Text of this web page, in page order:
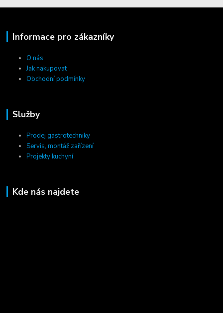
Informace pro zákazníky
O nás
Jak nakupovat
Obchodní podmínky
Služby
Prodej gastrotechniky
Servis, montáž zařízení
Projekty kuchyní
Kde nás najdete